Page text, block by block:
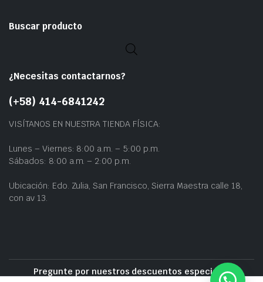
Buscar producto
¿Necesitas contactarnos?
(+58) 414-6841242
VISÍTANOS EN NUESTRA TIENDA FÍSICA:
Lunes – Viernes: 8:00 a.m. – 5:00 p.m.
Sábados: 8:00 a.m. – 2:00 p.m.
Ubicación: Edo. Zulia, San Francisco, Sierra Maestra calle 18,
con av 13.
Pregunte por nuestros descuentos especiales